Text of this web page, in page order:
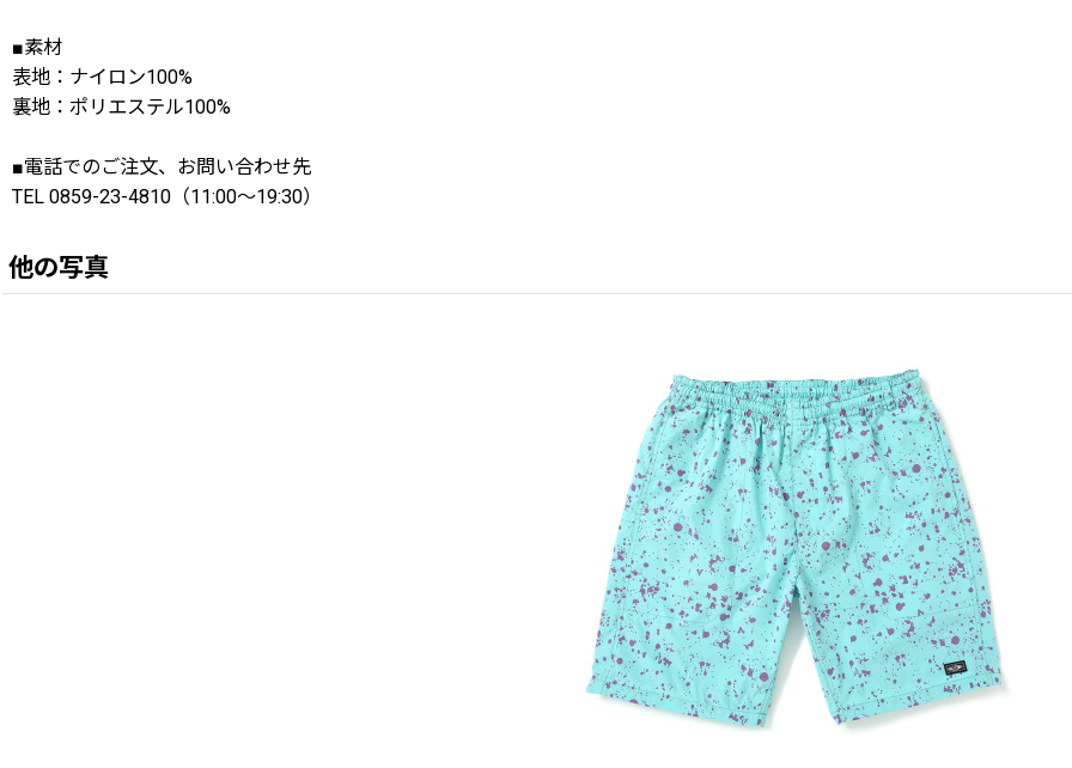
■素材
表地：ナイロン100%
裏地：ポリエステル100%
■電話でのご注文、お問い合わせ先
TEL 0859-23-4810（11:00〜19:30）
他の写真